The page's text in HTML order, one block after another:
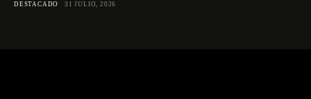
DESTACADO 31 JULIO, 2026